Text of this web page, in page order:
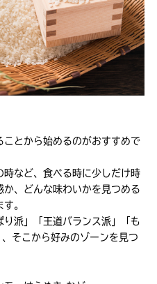
とから始めるのがおすすめで
など、食べる時に少しだけ時
、どんな味わいかを見つめる
。
派」「王道バランス派」「も
そこから好みのゾーンを見つ